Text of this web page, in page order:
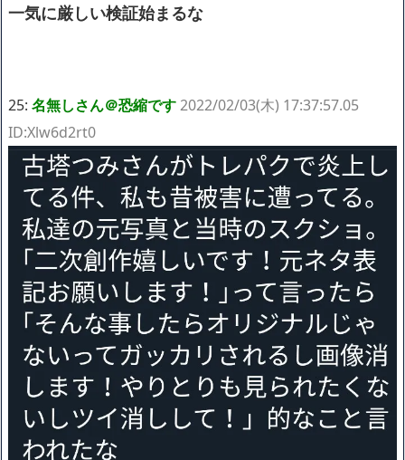
一気に厳しい検証始まるな
25: 名無しさん＠恐縮です2022/02/03(木) 17:37:57.05
ID:Xlw6d2rt0